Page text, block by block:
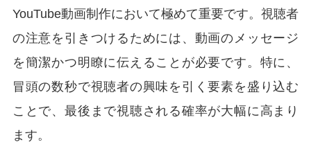
YouTube動画制作において極めて重要です。視聴者
の注意を引きつけるためには、動画のメッセージ
を簡潔かつ明瞭に伝えることが必要です。特に、
冒頭の数秒で視聴者の興味を引く要素を盛り込む
ことで、最後まで視聴される確率が大幅に高まり
ます。